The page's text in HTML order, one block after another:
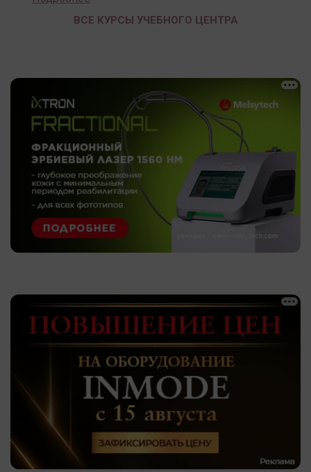
ВСЕ КУРСЫ УЧЕБНОГО ЦЕНТРА